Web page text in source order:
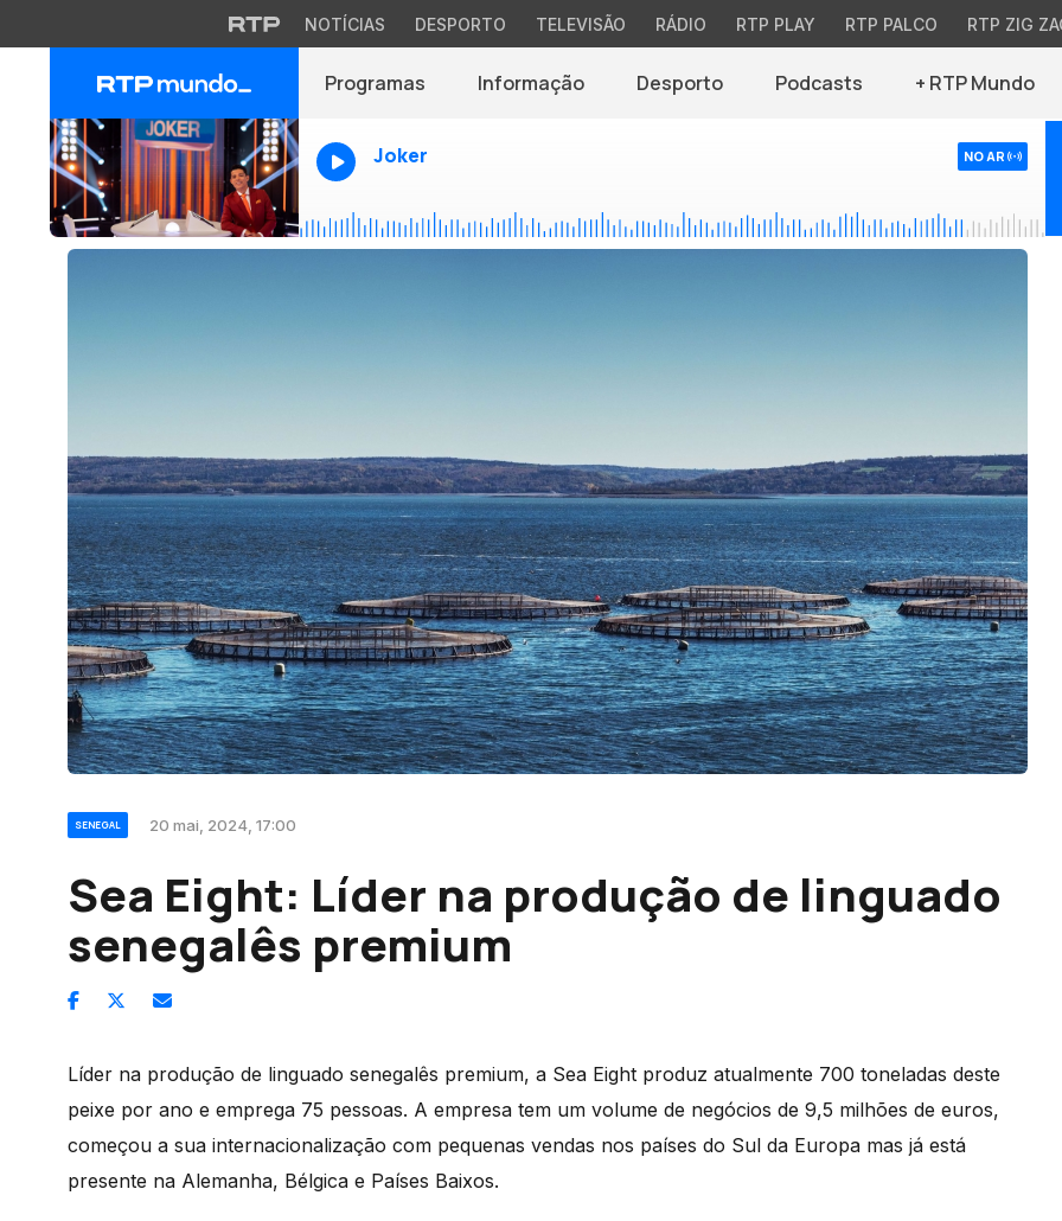
NOTÍCIAS DESPORTO TELEVISÃO RÁDIO RTP PLAY RTP PALCO RTP ZIG
Programas Informação Desporto Podcasts + RTP Mundo
Joker NO AR
SENEGAL 20 mai, 2024, 17:00
Sea Eight: Líder na produção de linguado
senegalês premium
Líder na produção de linguado senegalês premium, a Sea Eight produz atualmente 700 toneladas deste
peixe por ano e emprega 75 pessoas. A empresa tem um volume de negócios de 9,5 milhões de euros,
começou a sua internacionalização com pequenas vendas nos países do Sul da Europa mas já está
presente na Alemanha, Bélgica e Países Baixos.